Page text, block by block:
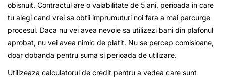
obisnuit. Contractul are o valabilitate de 5 ani, perioada in care
tu alegi cand vrei sa obtii imprumuturi noi fara a mai parcurge
procesul. Daca nu vei avea nevoie sa utilizezi bani din plafonul
aprobat, nu vei avea nimic de platit. Nu se percep comisioane,
doar dobanda pentru suma si perioada de utilizare.
Utilizeaza calculatorul de credit pentru a vedea care sunt